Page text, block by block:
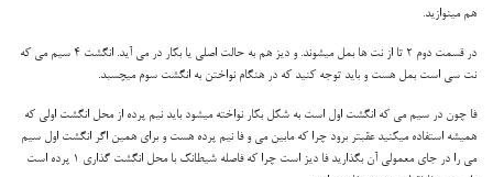
هم مینوازید.
در قسمت دوم 2 تا از نت ها بمل میشوند. و دیز هم به حالت اصلی یا بکار در می آید. انگشت 4 سیم می که
نت سی است بمل هست و باید توجه کنید که در هنگام نواختن به انگشت سوم میچسبد.
فا چون در سیم می که انگشت اول است به شکل بکار نواخته میشود باید نیم پرده از محل انگشت اولی که
همیشه استفاده میکنید عقبتر برود چرا که مابین می و فا نیم پرده هست و برای همین اگر انگشت اول سیم
می را در جای معمولی آن بگذارید فا دیز است چرا که فاصله شیطانک با محل انگشت گذاری 1 پرده است